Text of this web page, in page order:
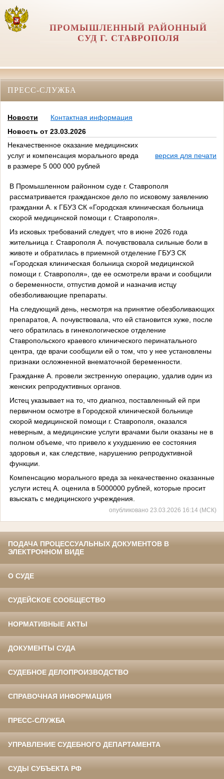
ПРОМЫШЛЕННЫЙ РАЙОННЫЙ
СУД Г. СТАВРОПОЛЯ
ПРЕСС-СЛУЖБА
Новости
Контактная информация
Новость от 23.03.2026
Некачественное оказание медицинских
услуг и компенсация морального вреда
в размере 5 000 000 рублей
версия для печати
В Промышленном районном суде г. Ставрополя
рассматривается гражданское дело по исковому заявлению
гражданки А. к ГБУЗ СК «Городская клиническая больница
скорой медицинской помощи г. Ставрополя».
Из исковых требований следует, что в июне 2026 года
жительница г. Ставрополя А. почувствовала сильные боли в
животе и обратилась в приемной отделение ГБУЗ СК
«Городская клиническая больница скорой медицинской
помощи г. Ставрополя», где ее осмотрели врачи и сообщили
о беременности, отпустив домой и назначив истцу
обезболивающие препараты.
На следующий день, несмотря на принятие обезболивающих
препаратов, А. почувствовала, что ей становится хуже, после
чего обратилась в гинекологическое отделение
Ставропольского краевого клинического перинатального
центра, где врачи сообщили ей о том, что у нее установлены
признаки осложненной внематочной беременности.
Гражданке А. провели экстренную операцию, удалив один из
женских репродуктивных органов.
Истец указывает на то, что диагноз, поставленный ей при
первичном осмотре в Городской клинической больнице
скорой медицинской помощи г. Ставрополя, оказался
неверным, а медицинские услуги врачами были оказаны не в
полном объеме, что привело к ухудшению ее состояния
здоровья и, как следствие, нарушению репродуктивной
функции.
Компенсацию морального вреда за некачественно оказанные
услуги истец А. оценила в 5000000 рублей, которые просит
взыскать с медицинского учреждения.
опубликовано 23.03.2026 16:14 (МСК)
ПОДАЧА ПРОЦЕССУАЛЬНЫХ ДОКУМЕНТОВ В
ЭЛЕКТРОННОМ ВИДЕ
О СУДЕ
СУДЕЙСКОЕ СООБЩЕСТВО
НОРМАТИВНЫЕ АКТЫ
ДОКУМЕНТЫ СУДА
СУДЕБНОЕ ДЕЛОПРОИЗВОДСТВО
СПРАВОЧНАЯ ИНФОРМАЦИЯ
ПРЕСС-СЛУЖБА
УПРАВЛЕНИЕ СУДЕБНОГО ДЕПАРТАМЕНТА
СУДЫ СУБЪЕКТА РФ